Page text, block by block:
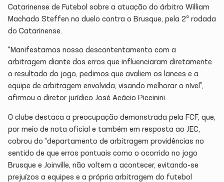
Catarinense de Futebol sobre a atuação do árbitro William
Machado Steffen no duelo contra o Brusque, pela 2ª rodada
do Catarinense.
“Manifestamos nosso descontentamento com a
arbitragem diante dos erros que influenciaram diretamente
o resultado do jogo, pedimos que avaliem os lances e a
equipe de arbitragem envolvida, visando melhorar o nível”,
afirmou o diretor jurídico José Acácio Piccinini.
O clube destaca a preocupação demonstrada pela FCF, que,
por meio de nota oficial e também em resposta ao JEC,
cobrou do “departamento de arbitragem providências no
sentido de que erros pontuais como o ocorrido no jogo
Brusque e Joinville, não voltem a acontecer, evitando-se
prejuízos a equipes e a própria arbitragem do futebol